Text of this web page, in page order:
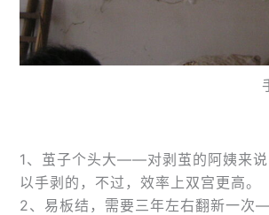
1、茧子个头大——对剥茧的阿姨来
以手剥的，不过，效率上双宫更高。
2、易板结，需要三年左右翻新一